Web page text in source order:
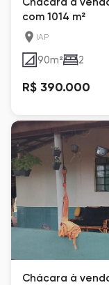
com 1014 m²
IAP
90m² 2
R$ 390.000
Chácara à